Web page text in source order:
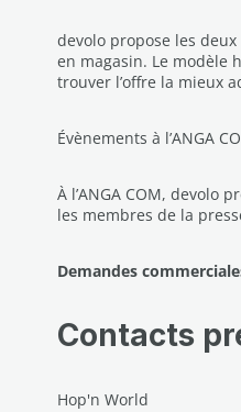
devolo propose les
en magasin. Le modèle
trouver l’offre la mieux
Évènements à l’ANGA
À l’ANGA COM, devolo
les membres de la
Demandes
Contacts
Hop'n World